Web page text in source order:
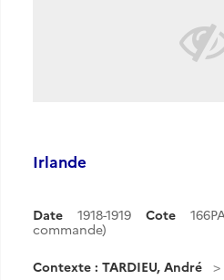
Irlande
Date 1918-1919 Cote
commande)
Contexte : TARDIEU, André